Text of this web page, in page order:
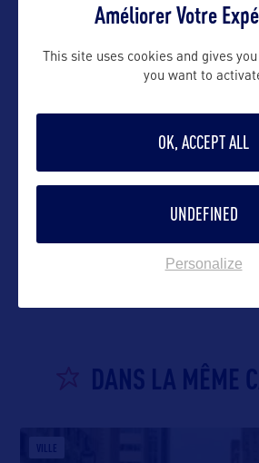
VOIR LE SITE
DANS LA MÊME
VILLE
Améliorer Votre
This site uses cookies and gives
you want to
OK, ACCEPT ALL
UNDEFINED
Personalize